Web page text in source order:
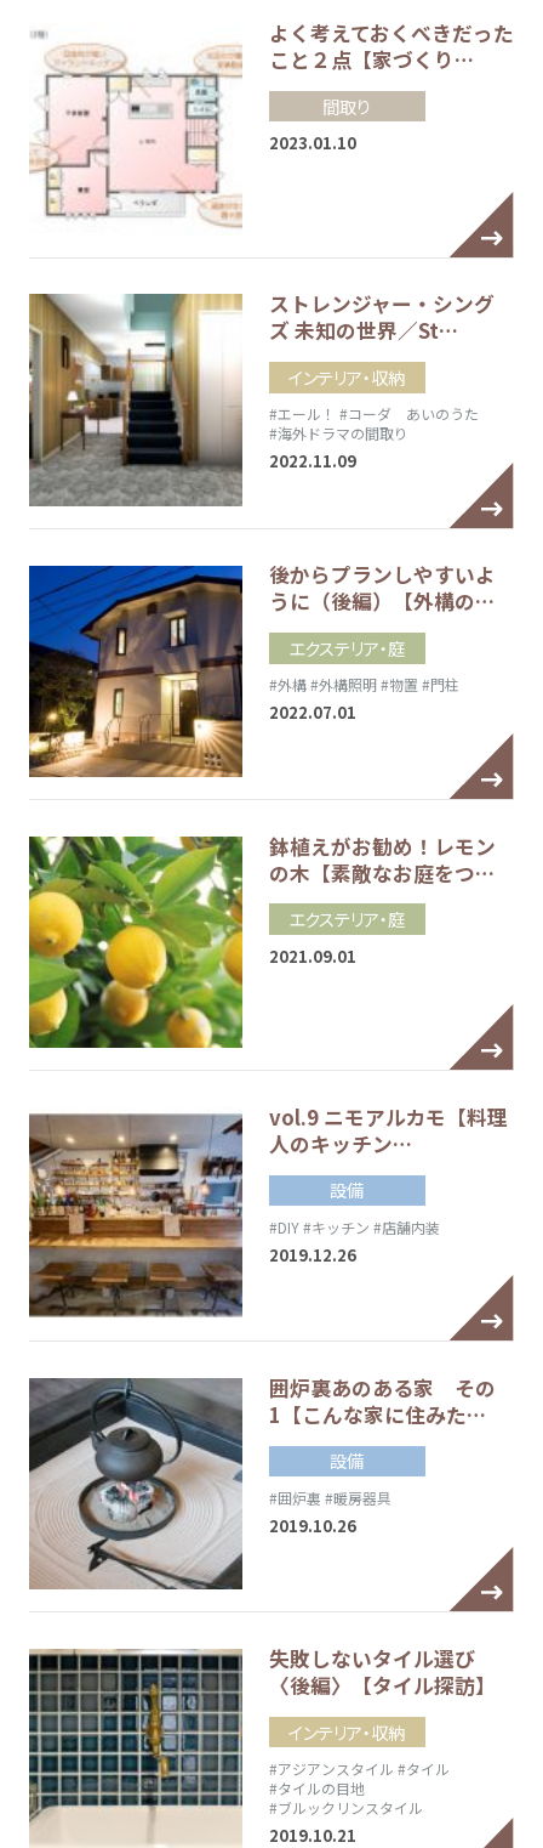
よく考えておくべきだった
こと２点【家づくり…
間取り
2023.01.10
ストレンジャー・シング
ズ 未知の世界／St…
インテリア・収納
#エール！ #コーダ あいのうた
#海外ドラマの間取り
2022.11.09
後からプランしやすいよ
うに（後編）【外構の…
エクステリア・庭
#外構#外構照明 #物置 #門柱
2022.07.01
鉢植えがお勧め！レモン
の木【素敵なお庭をつ…
エクステリア・庭
2021.09.01
vol.9 ニモアルカモ【料理
人のキッチン…
設備
#DIY#キッチン #店舗内装
2019.12.26
囲炉裏あのある家 その
1【こんな家に住みた…
設備
#囲炉裏 #暖房器具
2019.10.26
失敗しないタイル選び
〈後編〉【タイル探訪】
インテリア・収納
#アジアンスタイル #タイル
#タイルの目地
#ブルックリンスタイル
2019.10.21